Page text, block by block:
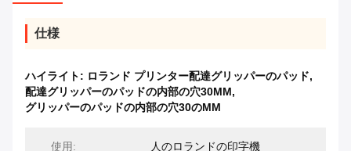
仕様
ハイライト: ロランド プリンター配達グリッパーのパッド,
配達グリッパーのパッドの内部の穴30MM,
グリッパーのパッドの内部の穴30のMM
使用: 人のロランドの印字機